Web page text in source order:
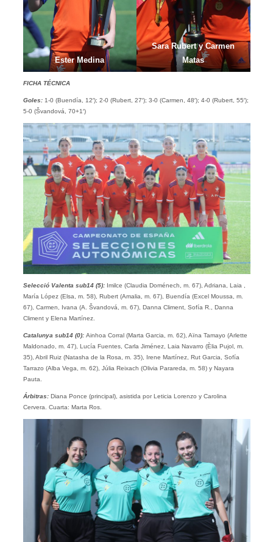
Ester Medina
Sara Rubert y Carmen
Matas
FICHA TÉCNICA
Goles:1-0 (Buendía, 12′); 2-0 (Rubert, 27′); 3-0 (Carmen, 48′); 4-0 (Rubert, 55′);
5-0 (Švandová, 70+1′)
Selecció Valentasub14 (5):Imilce (Claudia Doménech, m. 67), Adriana, Laia ,
María López (Elsa, m. 58), Rubert (Amalia, m. 67), Buendía (Excel Moussa, m.
67), Carmen, Ivana (A. Švandová, m. 67), Danna Climent, Sofía R., Danna
Climent y Elena Martínez.
Catalunyasub14 (0):Ainhoa Corral (Marta Garcia, m. 62), Aïna Tamayo (Arlette
Maldonado, m. 47), Lucía Fuentes, Carla Jiménez, Laia Navarro (Èlia Pujol, m.
35), Abril Ruiz (Natasha de la Rosa, m. 35), Irene Martínez, Rut Garcia, Sofía
Tarrazo (Alba Vega, m. 62), Júlia Reixach (Olivia Parareda, m. 58) y Nayara
Pauta.
Árbitras: Diana Ponce (principal), asistida por Leticia Lorenzo y Carolina
Cervera. Cuarta: Marta Ros.